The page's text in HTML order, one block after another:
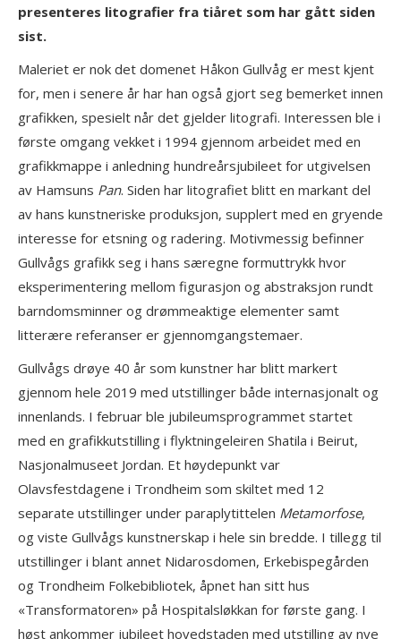
presenteres litografier fra tiåret som har gått siden
sist.
Maleriet er nok det domenet Håkon Gullvåg er mest kjent
for, men i senere år har han også gjort seg bemerket innen
grafikken, spesielt når det gjelder litografi. Interessen ble i
første omgang vekket i 1994 gjennom arbeidet med en
grafikkmappe i anledning hundreårsjubileet for utgivelsen
av Hamsuns Pan. Siden har litografiet blitt en markant del
av hans kunstneriske produksjon, supplert med en gryende
interesse for etsning og radering. Motivmessig befinner
Gullvågs grafikk seg i hans særegne formuttrykk hvor
eksperimentering mellom figurasjon og abstraksjon rundt
barndomsminner og drømmeaktige elementer samt
litterære referanser er gjennomgangstemaer.
Gullvågs drøye 40 år som kunstner har blitt markert
gjennom hele 2019 med utstillinger både internasjonalt og
innenlands. I februar ble jubileumsprogrammet startet
med en grafikkutstilling i flyktningeleiren Shatila i Beirut,
Nasjonalmuseet Jordan. Et høydepunkt var
Olavsfestdagene i Trondheim som skiltet med 12
separate utstillinger under paraplytittelen Metamorfose,
og viste Gullvågs kunstnerskap i hele sin bredde. I tillegg til
utstillinger i blant annet Nidarosdomen, Erkebispegården
og Trondheim Folkebibliotek, åpnet han sitt hus
«Transformatoren» på Hospitalsløkkan for første gang. I
høst ankommer jubileet hovedstaden med utstilling av nye